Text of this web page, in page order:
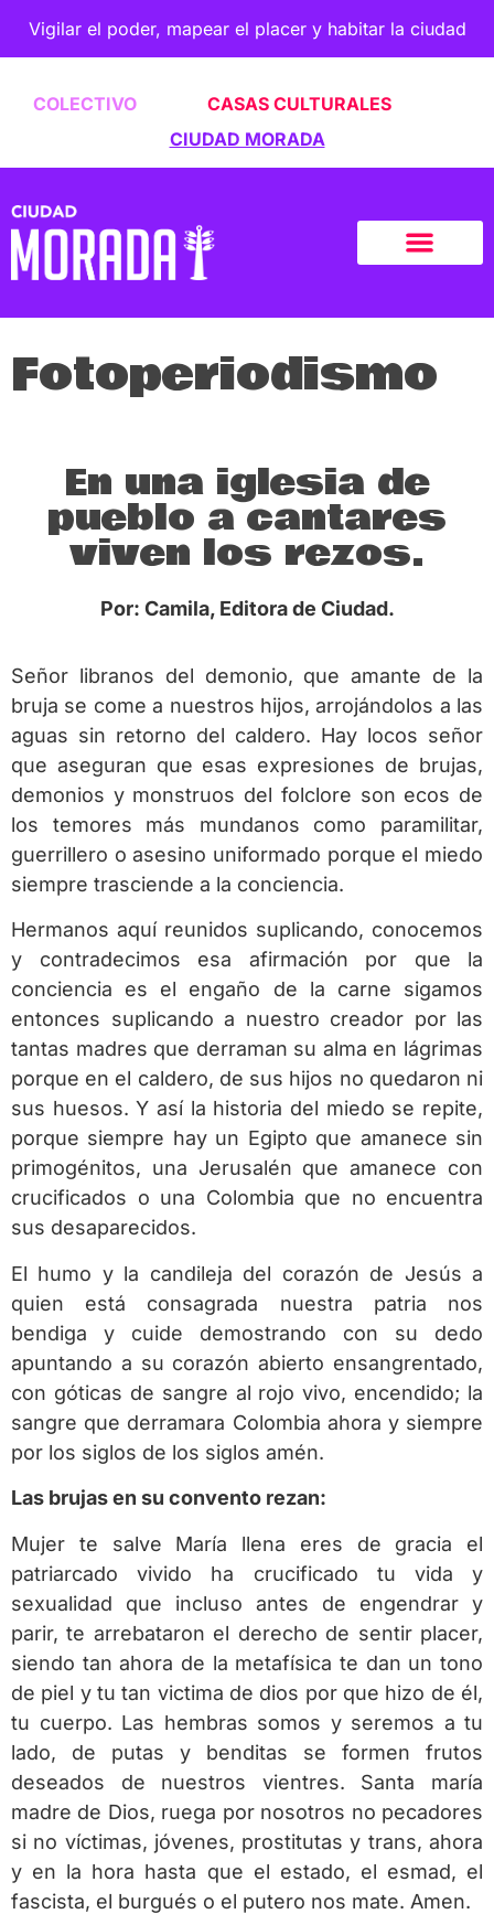
Vigilar el poder, mapear el placer y habitar la ciudad
COLECTIVO
CASAS CULTURALES
CIUDAD MORADA
Fotoperiodismo
En una iglesia de
pueblo a cantares
viven los rezos.
Por: Camila, Editora de Ciudad.
Señor libranos del demonio, que amante de la
bruja se come a nuestros hijos, arrojándolos a las
aguas sin retorno del caldero. Hay locos señor
que aseguran que esas expresiones de brujas,
demonios y monstruos del folclore son ecos de
los temores más mundanos como paramilitar,
guerrillero o asesino uniformado porque el miedo
siempre trasciende a la conciencia.
Hermanos aquí reunidos suplicando, conocemos
y contradecimos esa afirmación por que la
conciencia es el engaño de la carne sigamos
entonces suplicando a nuestro creador por las
tantas madres que derraman su alma en lágrimas
porque en el caldero, de sus hijos no quedaron ni
sus huesos. Y así la historia del miedo se repite,
porque siempre hay un Egipto que amanece sin
primogénitos, una Jerusalén que amanece con
crucificados o una Colombia que no encuentra
sus desaparecidos.
El humo y la candileja del corazón de Jesús a
quien está consagrada nuestra patria nos
bendiga y cuide demostrando con su dedo
apuntando a su corazón abierto ensangrentado,
con góticas de sangre al rojo vivo, encendido; la
sangre que derramara Colombia ahora y siempre
por los siglos de los siglos amén.
Las brujas en su convento rezan:
Mujer te salve María llena eres de gracia el
patriarcado vivido ha crucificado tu vida y
sexualidad que incluso antes de engendrar y
parir, te arrebataron el derecho de sentir placer,
siendo tan ahora de la metafísica te dan un tono
de piel y tu tan victima de dios por que hizo de él,
tu cuerpo. Las hembras somos y seremos a tu
lado, de putas y benditas se formen frutos
deseados de nuestros vientres. Santa maría
madre de Dios, ruega por nosotros no pecadores
si no víctimas, jóvenes, prostitutas y trans, ahora
y en la hora hasta que el estado, el esmad, el
fascista, el burgués o el putero nos mate. Amen.